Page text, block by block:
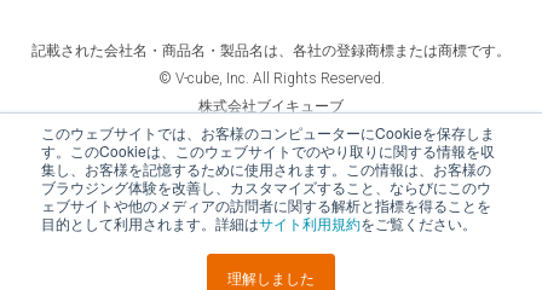
このウェブサイトでは、お客様のコンピューターにCookieを保存しま
す。このCookieは、このウェブサイトでのやり取りに関する情報を収
集し、お客様を記憶するために使用されます。この情報は、お客様の
ブラウジング体験を改善し、カスタマイズすること、ならびにこのウ
ェブサイトや他のメディアの訪問者に関する解析と指標を得ることを
目的として利用されます。詳細はサイト利用規約をご覧ください。
理解しました
記載された会社名・商品名・製品名は、各社の登録商標または商標です。
© V-cube, Inc. All Rights Reserved.
株式会社ブイキューブ
Follow Us